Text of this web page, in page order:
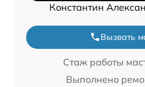
Константин
Вызвать
Стаж работы
Выполнено